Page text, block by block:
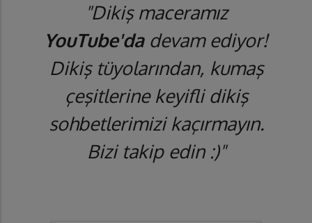
"Dikiş maceramız
YouTube'dadevam ediyor!
Dikiş tüyolarından, kumaş
çeşitlerine keyifli dikiş
sohbetlerimizi kaçırmayın.
Bizi takip edin :)"